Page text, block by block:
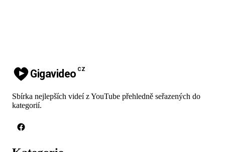
Gigavideo CZ
Sbírka nejlepších videí z YouTube přehledně seřazených do
kategorií.